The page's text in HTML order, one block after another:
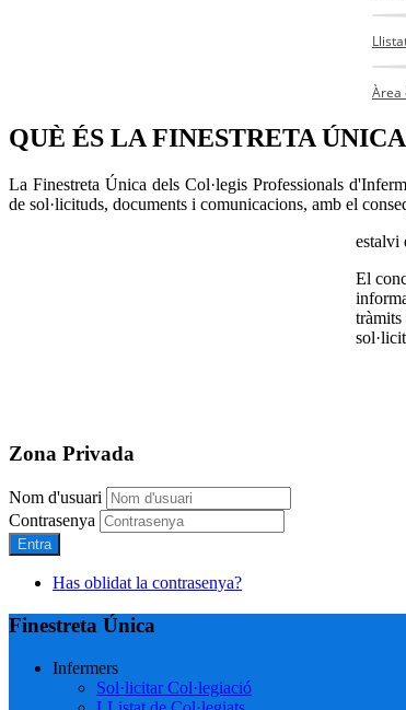
Àrea
QUÈ ÉS LA FINESTRETA
La Finestreta Única dels Col·legis Professionals
de sol·licituds, documents i comunicacions, amb el
estalvi
El
tràmits
Zona Privada
Nom d'usuari
Contrasenya
Entra
Has oblidat la contrasenya?
Finestreta Única
Infermers
Sol·licitar Col·legiació